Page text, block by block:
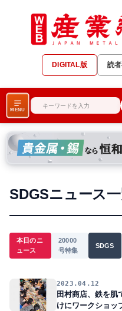
DIGITAL版 読
MENU
SDGSニュース
本日のニ
ュース
20000
号特集
SDGS
2023.04.12
田村商店、鉄を
けにワークショ